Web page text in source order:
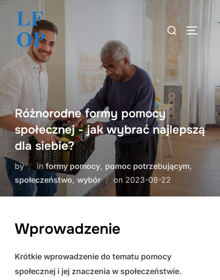
Skip
content
Search
for:
Różnorodne formy pomocy
społecznej - jak wybrać najlepszą
dla siebie?
by informy pomocy, pomoc potrzebującym,
społeczeństwo, wybór on Posted
2023-08-22
Wprowadzenie
Krótkie wprowadzenie do tematu pomocy
społecznej i jej znaczenia w społeczeństwie.